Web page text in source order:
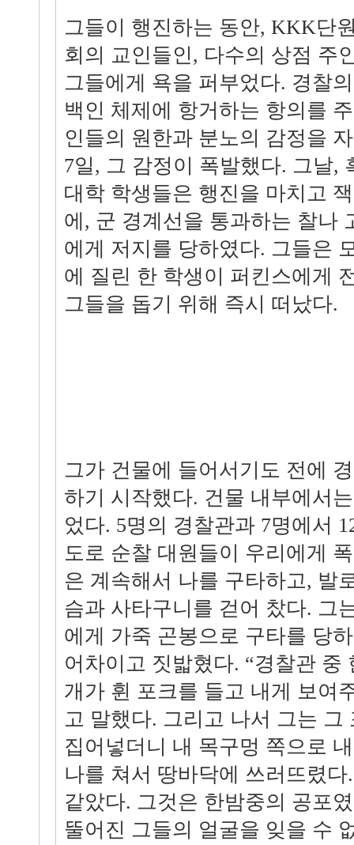
그들이 행진하는 동안, KKK단
회의 교인들인, 다수의 상점 주
그들에게 욕을 퍼부었다. 경찰
백인 체제에 항거하는 항의를
인들의 원한과 분노의 감정을
7일, 그 감정이 폭발했다. 그날,
대학 학생들은 행진을 마치고
에, 군 경계선을 통과하는 찰나
에게 저지를 당하였다. 그들은
에 질린 한 학생이 퍼킨스에게
그들을 돕기 위해 즉시 떠났다.
그가 건물에 들어서기도 전에
하기 시작했다. 건물 내부에서
었다. 5명의 경찰관과 7명에서
도로 순찰 대원들이 우리에게
은 계속해서 나를 구타하고, 발
슴과 사타구니를 걷어 찼다. 그
에게 가죽 곤봉으로 구타를 당
어차이고 짓밟혔다. “경찰관 중
개가 휜 포크를 들고 내게 보여
고 말했다. 그리고 나서 그는 그
집어넣더니 내 목구멍 쪽으로
나를 쳐서 땅바닥에 쓰러뜨렸
같았다. 그것은 한밤중의 공포
뚤어진 그들의 얼굴을 잊을 수